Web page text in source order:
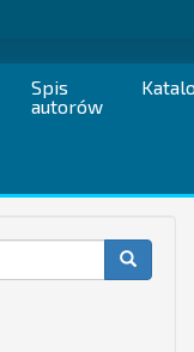
Spis
autorów